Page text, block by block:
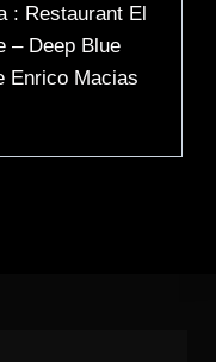
: Restaurant El
– Deep Blue
Enrico Macias